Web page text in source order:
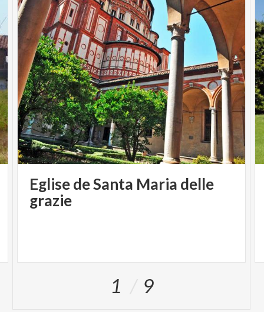
Eglise de Santa Maria delle
grazie
1 9